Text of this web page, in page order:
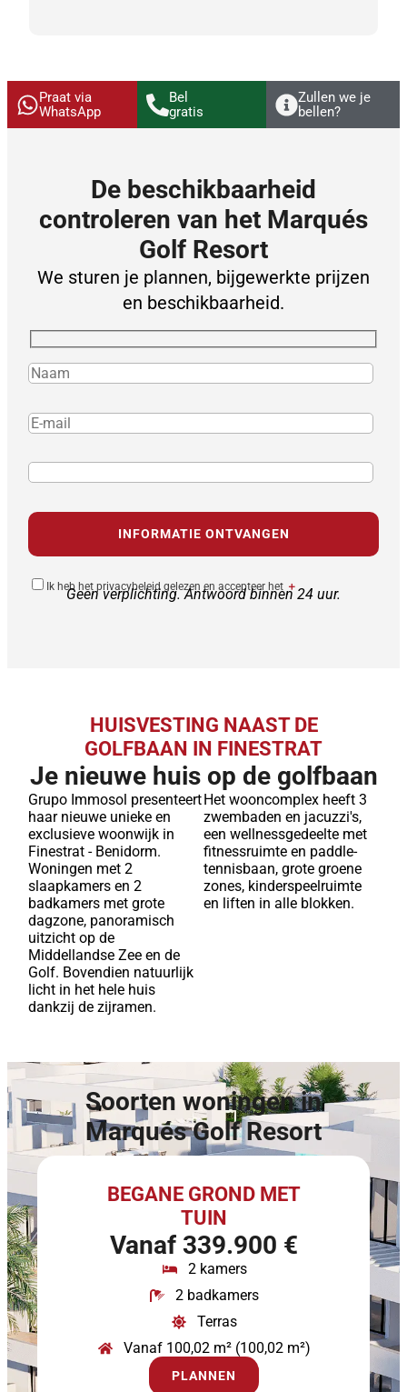
Praat via
WhatsApp
Bel
gratis
Zullen we je
bellen?
De beschikbaarheid
controleren van het Marqués
Golf Resort
We sturen je plannen, bijgewerkte prijzen
en beschikbaarheid.
Ik heb het privacybeleid gelezen en accepteer het ＋
Geen verplichting. Antwoord binnen 24 uur.
HUISVESTING NAAST DE
GOLFBAAN IN FINESTRAT
Je nieuwe huis op de golfbaan
Grupo Immosol presenteert
haar nieuwe unieke en
exclusieve woonwijk in
Finestrat - Benidorm.
Woningen met 2
slaapkamers en 2
badkamers met grote
dagzone, panoramisch
uitzicht op de
Middellandse Zee en de
Golf. Bovendien natuurlijk
licht in het hele huis
dankzij de zijramen.
Het wooncomplex heeft 3
zwembaden en jacuzzi's,
een wellnessgedeelte met
fitnessruimte en paddle-
tennisbaan, grote groene
zones, kinderspeelruimte
en liften in alle blokken.
Soorten woningen in
Marqués Golf Resort
BEGANE GROND MET
TUIN
Vanaf 339.900 €
2 kamers
2 badkamers
Terras
Vanaf 100,02 m² (100,02 m²)
PLANNEN